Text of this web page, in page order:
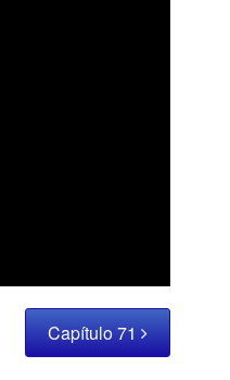
Capítulo 71